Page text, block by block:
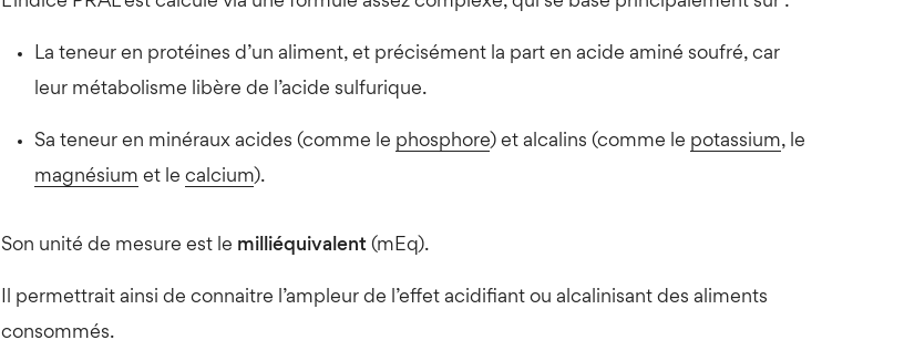
La teneur en protéines d’un aliment, et précisément la part en acide aminé soufré, car
leur métabolisme libère de l’acide sulfurique.
Sa teneur en minéraux acides (comme le phosphore) et alcalins (comme le potassium, le
magnésium et lecalcium).
Son unité de mesure est le milliéquivalent (mEq).
Il permettrait ainsi de connaitre l’ampleur de l’effet acidifiant ou alcalinisant des aliments
consommés.